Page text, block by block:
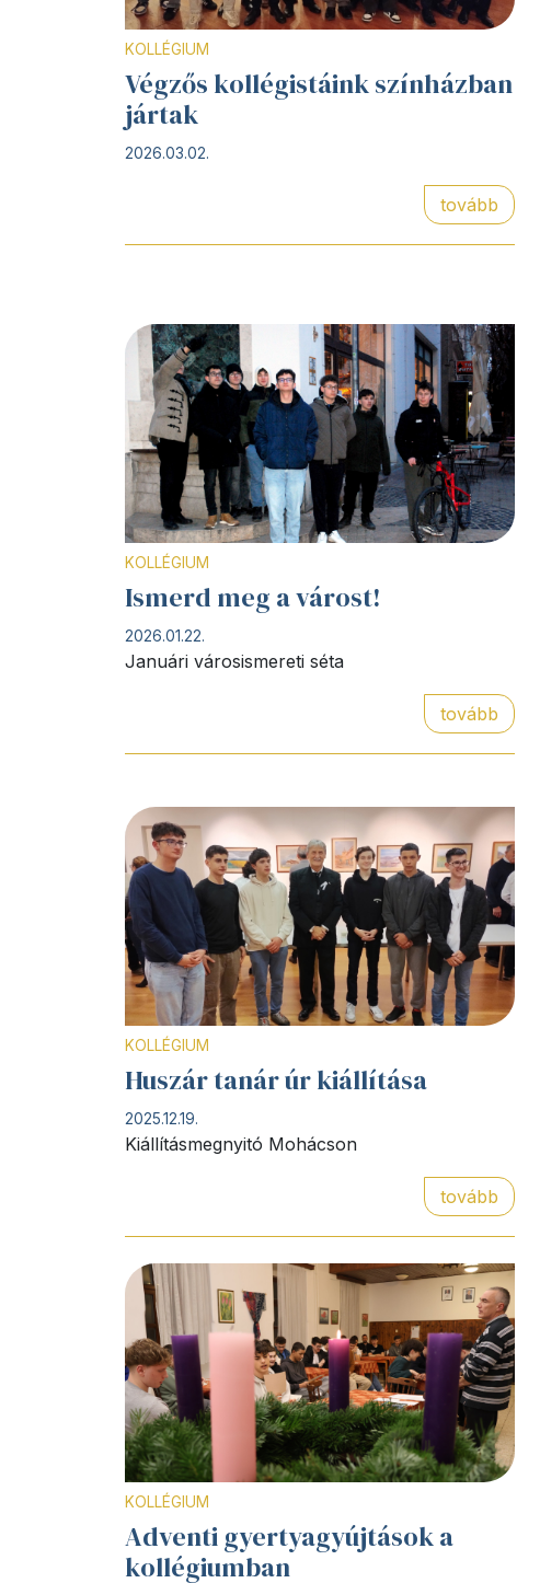
KOLLÉGIUM
Végzős kollégistáink színházban
jártak
2026.03.02.
tovább
KOLLÉGIUM
Ismerd meg a várost!
2026.01.22.
Januári városismereti séta
tovább
KOLLÉGIUM
Huszár tanár úr kiállítása
2025.12.19.
Kiállításmegnyitó Mohácson
tovább
KOLLÉGIUM
Adventi gyertyagyújtások a
kollégiumban